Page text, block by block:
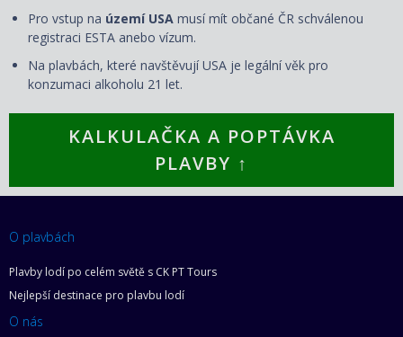
Pro vstup na území USA musí mít občané ČR schválenou
registraci ESTA anebo vízum.
Na plavbách, které navštěvují USA je legální věk pro
konzumaci alkoholu 21 let.
KALKULAČKA A POPTÁVKA
PLAVBY ↑
O plavbách
Plavby lodí po celém světě s CK PT Tours
Nejlepší destinace pro plavbu lodí
O nás